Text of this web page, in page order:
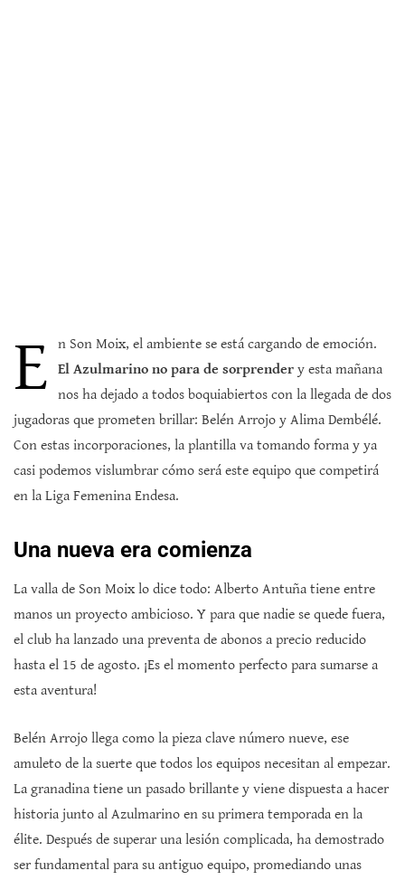
E
n Son Moix, el ambiente se está cargando de emoción.
El Azulmarino no para de sorprender y esta mañana
nos ha dejado a todos boquiabiertos con la llegada de dos
jugadoras que prometen brillar: Belén Arrojo y Alima Dembélé.
Con estas incorporaciones, la plantilla va tomando forma y ya
casi podemos vislumbrar cómo será este equipo que competirá
en la Liga Femenina Endesa.
Una nueva era comienza
La valla de Son Moix lo dice todo: Alberto Antuña tiene entre
manos un proyecto ambicioso. Y para que nadie se quede fuera,
el club ha lanzado una preventa de abonos a precio reducido
hasta el 15 de agosto. ¡Es el momento perfecto para sumarse a
esta aventura!
Belén Arrojo llega como la pieza clave número nueve, ese
amuleto de la suerte que todos los equipos necesitan al empezar.
La granadina tiene un pasado brillante y viene dispuesta a hacer
historia junto al Azulmarino en su primera temporada en la
élite. Después de superar una lesión complicada, ha demostrado
ser fundamental para su antiguo equipo, promediando unas